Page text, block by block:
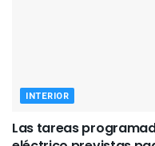
INTERIOR
Las tareas